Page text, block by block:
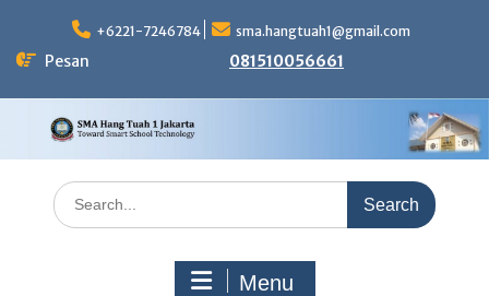
content
+6221-7246784 sma.hangtuah1@gmail.com
Pesan 081510056661
Search
for:
Menu